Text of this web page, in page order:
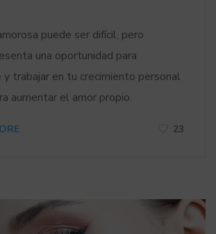
puede ser difícil, pero
una oportunidad para
trabajar en tu crecimiento personal
aumentar el amor propio.
23